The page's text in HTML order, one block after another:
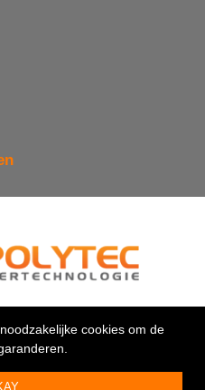
GmbH
& kleefstoffen
cookies om de